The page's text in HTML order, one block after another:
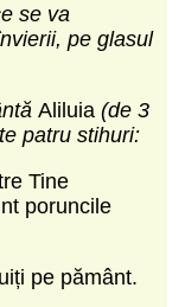
se va
pe glasul
Aliluia (de 3
patru stihuri:
Tine
poruncile
pe pământ.